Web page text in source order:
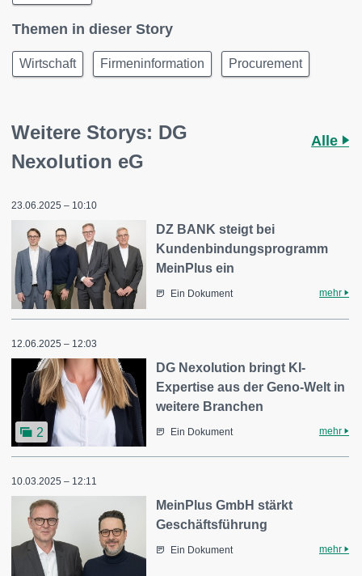
Themen in dieser Story
Wirtschaft Firmeninformation Procurement
Weitere Storys: DG
Nexolution eG
Alle
23.06.2025 – 10:10
DZ BANK steigt bei
Kundenbindungsprogramm
MeinPlus ein
Ein Dokument mehr
12.06.2025 – 12:03
2
DG Nexolution bringt KI-
Expertise aus der Geno-Welt in
weitere Branchen
Ein Dokument mehr
10.03.2025 – 12:11
MeinPlus GmbH stärkt
Geschäftsführung
Ein Dokument mehr